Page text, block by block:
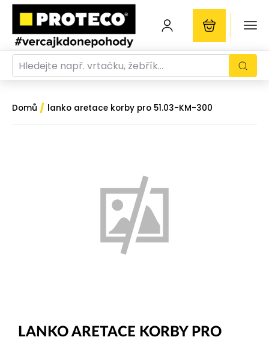
Domů / lanko aretace korby pro 51.03-KM-300
LANKO ARETACE KORBY PRO